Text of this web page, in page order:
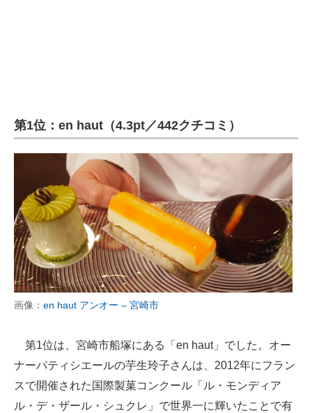
第1位：en haut（4.3pt／442クチコミ）
画像： en haut アンオー – 宮崎市
第1位は、宮崎市船塚にある「en haut」でした。オー
ナーパティシエールの芋生玲子さんは、2012年にフラン
スで開催された国際製菓コンクール「ル・モンディア
ル・デ・ザール・シュクレ」で世界一に輝いたことで有